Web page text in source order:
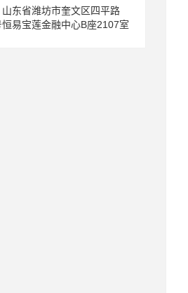
山东省潍坊市奎文区四平路
易宝莲金融中心B座2107室